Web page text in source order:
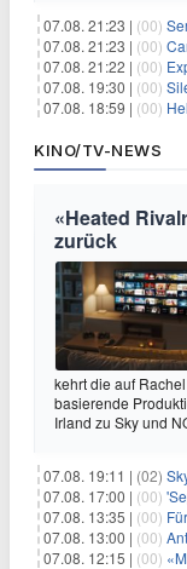
07.08. 21:23 | (00)
07.08. 21:23 | (00)
07.08. 21:22 | (00)
07.08. 19:30 | (00)
07.08. 18:59 | (00)
KINO/TV-NEWS
«Heated
zurück
kehrt die auf
basierende
Irland zu Sky und
07.08. 19:11 | (02) Sky
07.08. 17:00 | (00)
07.08. 13:35 | (00)
07.08. 13:00 | (00)
07.08. 12:15 | (00)